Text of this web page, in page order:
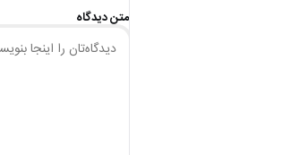
متن دیدگاه